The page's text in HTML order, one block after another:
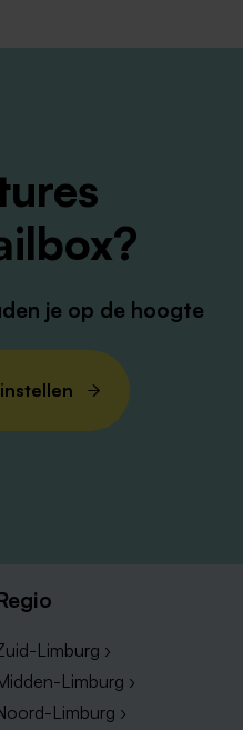
je op de hoogte
Limburg ›
Limburg ›
Limburg ›